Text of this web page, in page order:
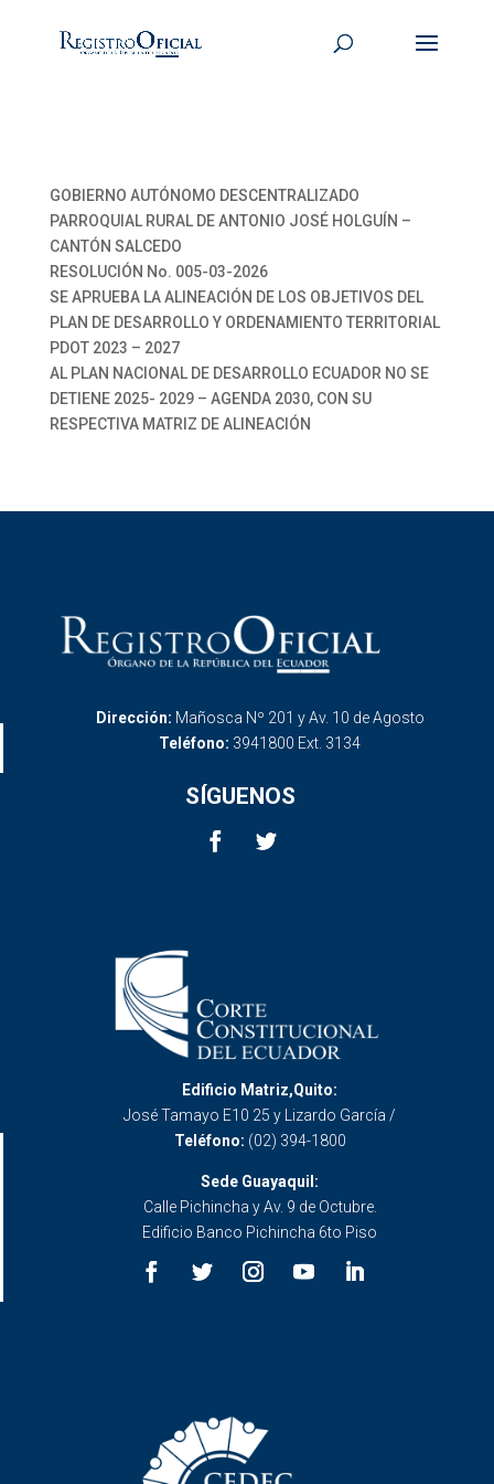
GOBIERNO AUTÓNOMO DESCENTRALIZADO
PARROQUIAL RURAL DE ANTONIO JOSÉ HOLGUÍN –
CANTÓN SALCEDO
RESOLUCIÓN No. 005-03-2026
SE APRUEBA LA ALINEACIÓN DE LOS OBJETIVOS DEL
PLAN DE DESARROLLO Y ORDENAMIENTO TERRITORIAL
PDOT 2023 – 2027
AL PLAN NACIONAL DE DESARROLLO ECUADOR NO SE
DETIENE 2025- 2029 – AGENDA 2030, CON SU
RESPECTIVA MATRIZ DE ALINEACIÓN
Dirección: Mañosca Nº 201 y Av. 10 de Agosto
Teléfono: 3941800 Ext. 3134
SÍGUENOS
Edificio Matriz,Quito:
José Tamayo E10 25 y Lizardo García /
Teléfono: (02) 394-1800
Sede Guayaquil:
Calle Pichincha y Av. 9 de Octubre.
Edificio Banco Pichincha 6to Piso